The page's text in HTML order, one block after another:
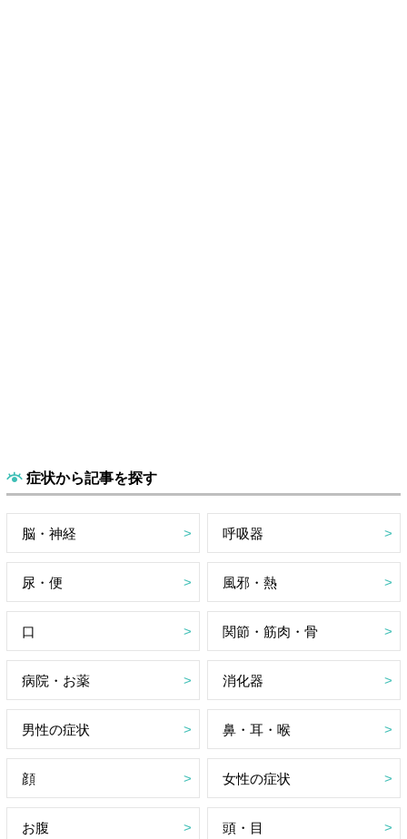
症状から記事を探す
脳・神経 呼吸器
尿・便 風邪・熱
口 関節・筋肉・骨
病院・お薬 消化器
男性の症状 鼻・耳・喉
顔 女性の症状
お腹 頭・目